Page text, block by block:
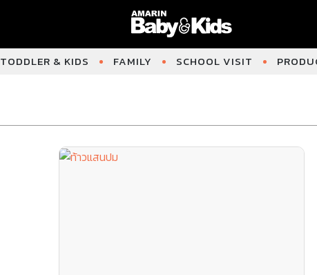
TODDLER & KIDS FAMILY SCHOOL VISIT